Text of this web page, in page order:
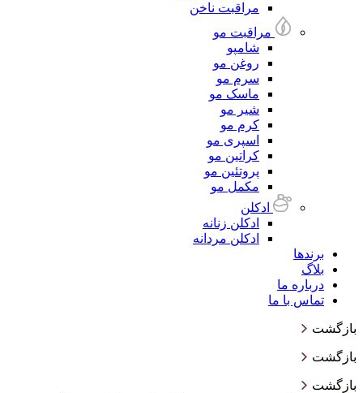
مراقبت ناخن
مراقبت مو
شامپو
روغن مو
سرم مو
ماسک مو
شیر مو
کرم مو
اسپری مو
کراتین مو
پروتئین مو
مکمل مو
ادکلن
ادکلن زنانه
ادکلن مردانه
برندها
بلاگ
درباره ما
تماس با ما
بازگشت
بازگشت
بازگشت